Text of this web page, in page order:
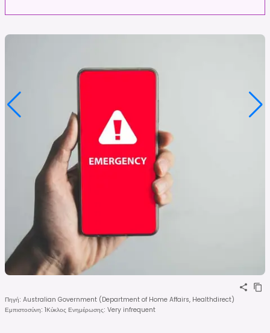
Πηγή: Australian Government (Department of Home Affairs, Healthdirect)
Εμπιστοσύνη: 1Κύκλος Ενημέρωσης: Very infrequent